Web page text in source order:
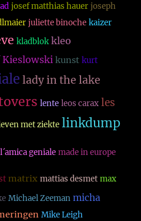
josef matthias hauer joseph
juliette binoche kaizer
kladblok kleo
kunst kurt
lady in the lake
lente leos carax les
met ziekte linkdump
l´amica geniale made in europe
matrix mattias desmet max
Michael Zeeman micha
Mike Leigh